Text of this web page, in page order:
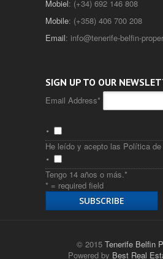
Mobiel: (+34) 692 146 808
Mobile: (+358) 406 700 208
Email: info@tenerife-belfin-
SIGN UP TO OUR
Email Address*
He leído y acepto las Política
Tengo 14 años o más.*
* = required field
© 2015 Tenerife Belfin
Powered by Best Real